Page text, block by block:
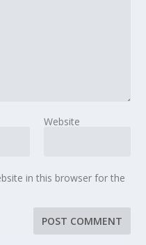
Website
in this browser for the